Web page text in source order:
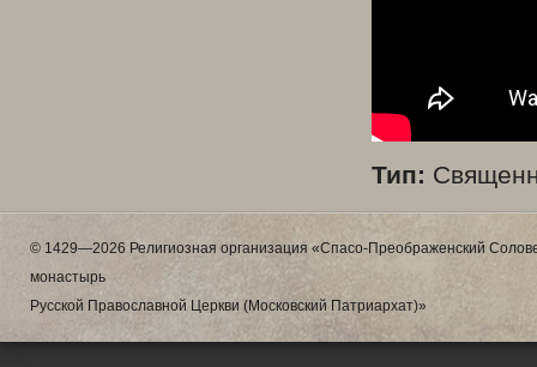
Тип:
© 1429—2026 Религиозная организация «Спасо-Преображенский
монастырь
Русской Православной Церкви (Московский Патриархат)»